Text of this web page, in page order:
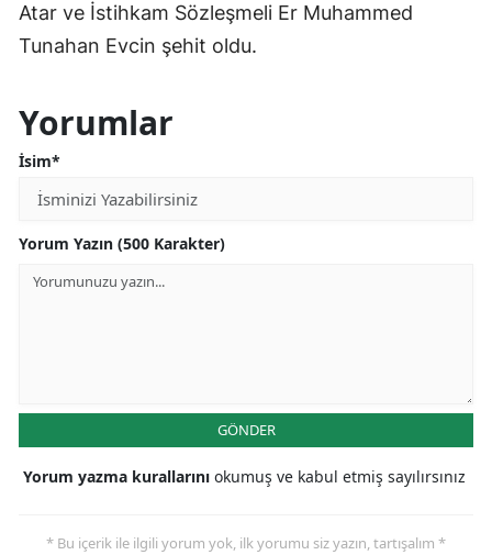
Atar ve İstihkam Sözleşmeli Er Muhammed
Tunahan Evcin şehit oldu.
Yorumlar
İsim*
Yorum Yazın (500 Karakter)
GÖNDER
Yorum yazma kurallarını okumuş ve kabul etmiş sayılırsınız
* Bu içerik ile ilgili yorum yok, ilk yorumu siz yazın, tartışalım *